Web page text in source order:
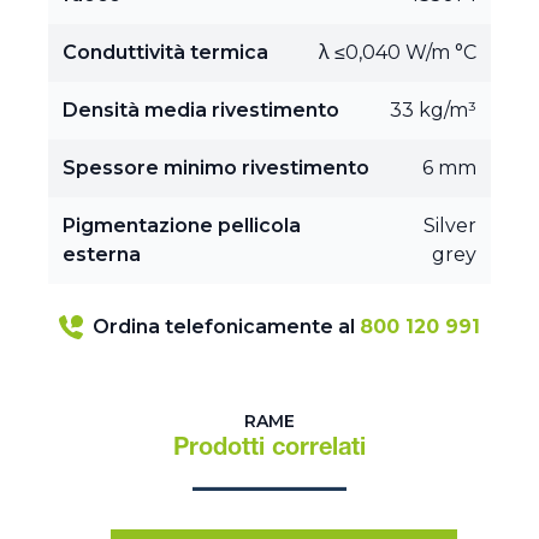
Conduttività termica λ ≤0,040 W/m °C
Densità media rivestimento 33 kg/m³
Spessore minimo rivestimento 6 mm
Pigmentazione pellicola
esterna
Silver
grey
Ordina telefonicamente al 800 120 991
RAME
Prodotti correlati